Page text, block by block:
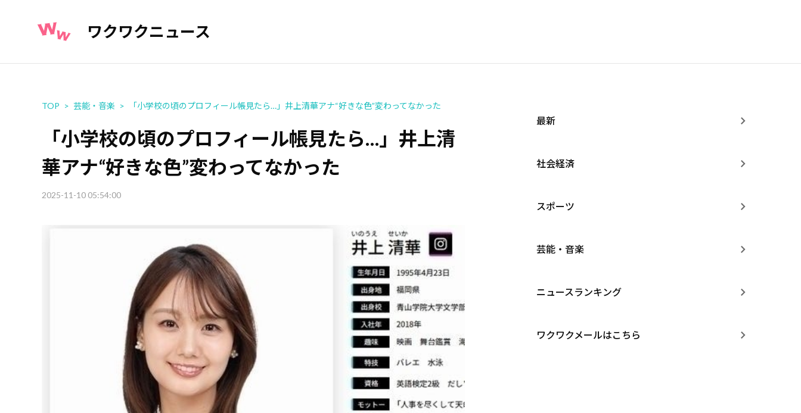
ワクワクニュース
TOP 芸能・音楽 「小学校の頃のプロフィール帳見たら…」井上清華アナ“好きな色”変わってなかった
「小学校の頃のプロフィール帳見たら…」井上清
華アナ“好きな色”変わってなかった
2025-11-10 05:54:00
最新
社会経済
スポーツ
芸能・音楽
ニュースランキング
ワクワクメールはこちら